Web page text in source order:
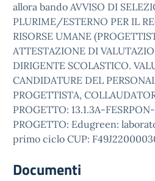
allora bando AVVISO DI
PLURIME/ESTERNO PER IL
RISORSE UMANE
ATTESTAZIONE DI
DIRIGENTE SCOLASTICO.
CANDIDATURE DEL
PROGETTISTA,
PROGETTO: 13.1.3A-
PROGETTO: Edugreen:
primo ciclo CUP:
Documenti